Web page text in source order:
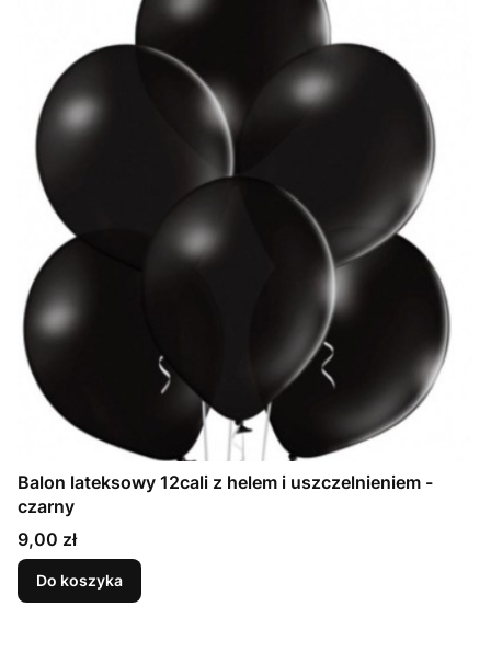
Balon lateksowy 12cali z helem i uszczelnieniem -
czarny
Cena
9,00 zł
Do koszyka